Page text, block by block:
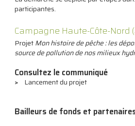
participantes.
Campagne Haute-Côte-Nord
ProjetMon histoire de pêche : les
source de pollution de nos milieux
Consultez le communiqué
Lancement du projet
Bailleurs de fonds et